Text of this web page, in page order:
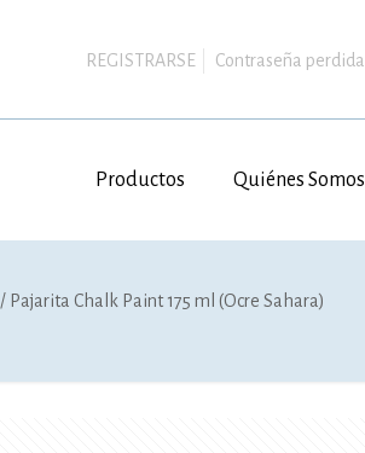
REGISTRARSE Contraseña perdida
Productos Quiénes Somos
/ Pajarita Chalk Paint 175 ml (Ocre Sahara)